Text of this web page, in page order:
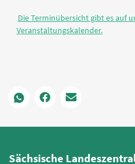
Die Terminübersicht gibt es auf
Veranstaltungskalender.
Sächsische